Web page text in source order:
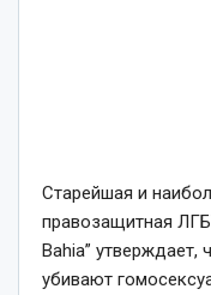
Старейшая и
правозащитная
Bahia”
убивают